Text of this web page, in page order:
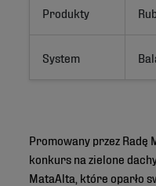
Produkty
System
Promowany przez
konkurs na zielone
MataAlta, które oparło